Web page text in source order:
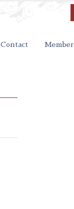
Contact